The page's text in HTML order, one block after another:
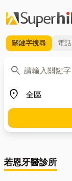
關鍵字搜尋 電話
search
關鍵字
place
地區
若恩牙醫診所